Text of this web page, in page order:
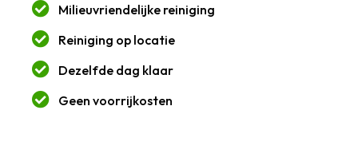
Milieuvriendelijke reiniging
Reiniging op locatie
Dezelfde dag klaar
Geen voorrijkosten